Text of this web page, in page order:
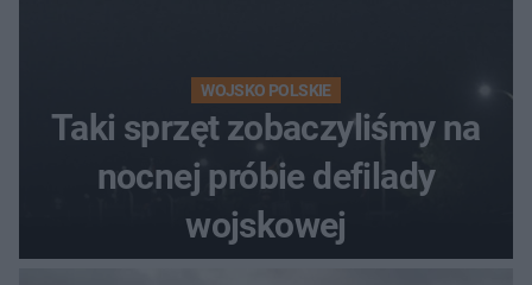
WOJSKO POLSKIE
Taki sprzęt zobaczyliśmy na
nocnej próbie defilady
wojskowej